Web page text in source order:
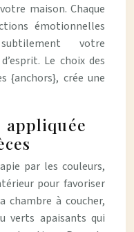
maison. Chaque
émotionnelles
votre
Le choix des
{anchors}, crée une
appliquée
par les couleurs,
pour favoriser
chambre à coucher,
verts apaisants qui